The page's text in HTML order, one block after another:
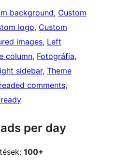
background, Custom
logo, Custom
images, Left
column, Fotográfia
sidebar, Theme
comments
per day
100+